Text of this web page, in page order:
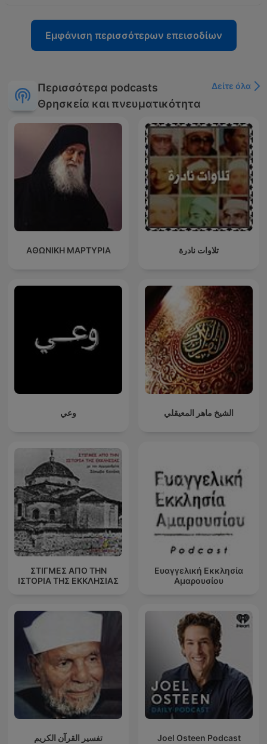
Εμφάνιση περισσότερων επεισοδίων
Περισσότερα podcasts
Θρησκεία και πνευματικότητα
Δείτε όλα
ΑΘΩΝΙΚΗ ΜΑΡΤΥΡΙΑ تلاوات نادرة
وعي الشيخ ماهر المعيقلي
ΣΤΙΓΜΕΣ ΑΠΟ ΤΗΝ
ΙΣΤΟΡΙΑ ΤΗΣ ΕΚΚΛΗΣΙΑΣ
Ευαγγελική Εκκλησία
Αμαρουσίου
تفسير القرآن الكريم Joel Osteen Podcast